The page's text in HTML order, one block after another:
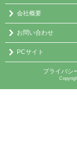
会社概要
お問い合わせ
PCサイト
プライバシ